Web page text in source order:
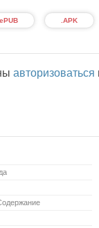
.APK
.ePUB
авторизоваться